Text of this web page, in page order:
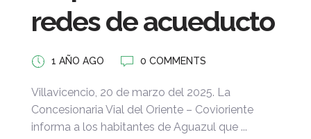
redes de acueducto
1 AÑO AGO 0 COMMENTS
Villavicencio, 20 de marzo del 2025. La
Concesionaria Vial del Oriente – Covioriente
informa a los habitantes de Aguazul que ...